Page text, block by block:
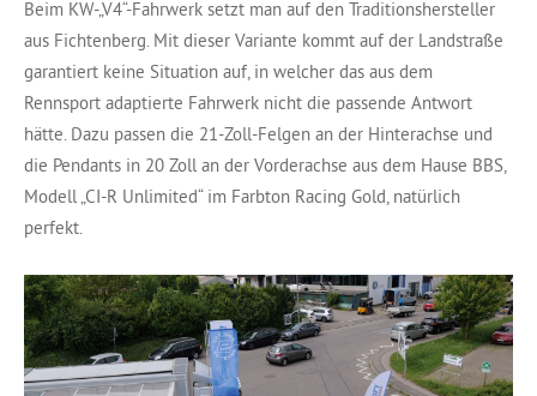
Beim KW-„V4“-Fahrwerk setzt man auf den Traditionshersteller
aus Fichtenberg. Mit dieser Variante kommt auf der Landstraße
garantiert keine Situation auf, in welcher das aus dem
Rennsport adaptierte Fahrwerk nicht die passende Antwort
hätte. Dazu passen die 21-Zoll-Felgen an der Hinterachse und
die Pendants in 20 Zoll an der Vorderachse aus dem Hause BBS,
Modell „CI-R Unlimited“ im Farbton Racing Gold, natürlich
perfekt.